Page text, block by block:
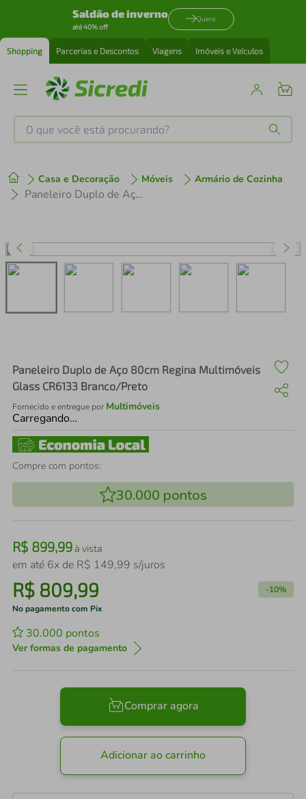
Saldão de inverno
até 40% off
Quero
Shopping Parcerias e Descontos Viagens Imóveis e Veículos
O que você está procurando?
Casa e Decoração Móveis Armário de Cozinha
Paneleiro Duplo de Aço 80cm Regina Multimóveis Glass CR6133 Branco/Preto
Paneleiro Duplo de Aço 80cm Regina Multimóveis
Glass CR6133 Branco/Preto
Fornecido e entregue por Multimóveis
Carregando…
Compre com pontos:
30.000 pontos
R$ 899,99à vista
em até 6x de R$ 149,99 s/juros
R$ 809,99 -10%
No pagamento com Pix
30.000 pontos
Ver formas de pagamento
Comprar agora
Adicionar ao carrinho
1º tenis
perfume